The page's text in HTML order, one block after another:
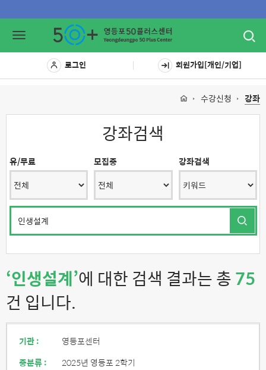
Toggle
로그인 회원가입[개인/기업]
수강신청 강좌
강좌검색
유/무료 모집중 강좌검색
‘인생설계’에 대한 검색 결과는 총75
건 입니다.
기관 :
영등포센터
중분류 :
2025년 영등포 2학기